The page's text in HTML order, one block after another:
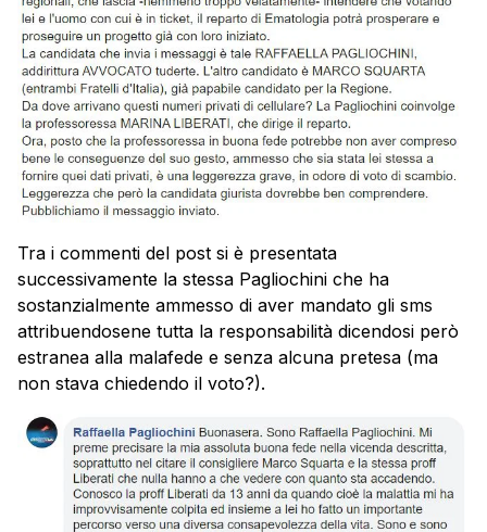
Tra i commenti del post si è presentata
successivamente la stessa Pagliochini che ha
sostanzialmente ammesso di aver mandato gli sms
attribuendosene tutta la responsabilità dicendosi però
estranea alla malafede e senza alcuna pretesa (ma
non stava chiedendo il voto?).